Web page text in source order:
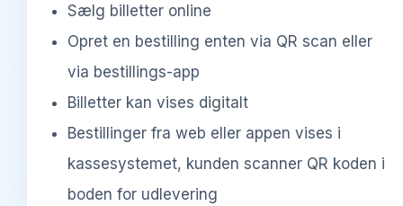
Sælg billetter online
Opret en bestilling enten via QR scan eller
via bestillings-app
Billetter kan vises digitalt
Bestillinger fra web eller appen vises i
kassesystemet, kunden scanner QR koden i
boden for udlevering